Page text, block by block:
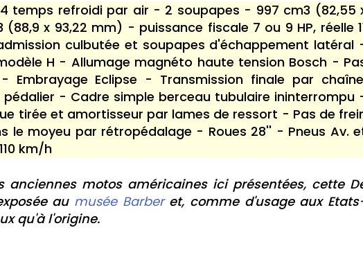
temps refroidi par air - 2 soupapes - 997 cm3 (82,55
(88,9 x 93,22 mm) - puissance fiscale 7 ou 9 HP, réelle
culbutée et soupapes d'échappement latéral
H - Allumage magnéto haute tension Bosch -
Eclipse - Transmission finale par
- Cadre simple berceau tubulaire ininterrompu
tirée et amortisseur par lames de ressort - Pas de
le moyeu par rétropédalage - Roues 28'' - Pneus Av.
km/h
anciennes motos américaines ici présentées, cette
au musée Barberet, comme d'usage aux
qu'à l'origine.